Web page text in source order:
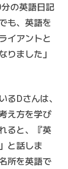
の英語日記
も、英語を
イアントと
りました」
Dさんは、
え方を学び
ると、『英
と話しま
所を英語で